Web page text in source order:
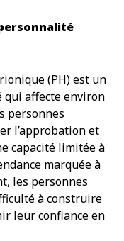
(PH) est un
qui affecte environ
personnes
l’approbation et
capacité limitée à
marquée à
les personnes
à construire
leur confiance en